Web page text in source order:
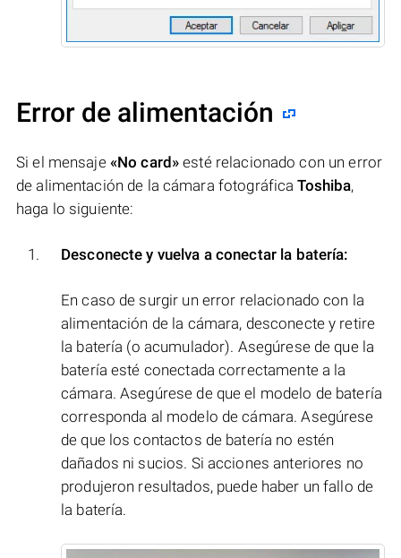
Error de alimentación
Si el mensaje «No card» esté relacionado con un error
de alimentación de la cámara fotográficaToshiba,
haga lo siguiente:
Desconecte y vuelva a conectar la batería:
En caso de surgir un error relacionado con la
alimentación de la cámara, desconecte y retire
la batería (o acumulador). Asegúrese de que la
batería esté conectada correctamente a la
cámara. Asegúrese de que el modelo de batería
corresponda al modelo de cámara. Asegúrese
de que los contactos de batería no estén
dañados ni sucios. Si acciones anteriores no
produjeron resultados, puede haber un fallo de
la batería.